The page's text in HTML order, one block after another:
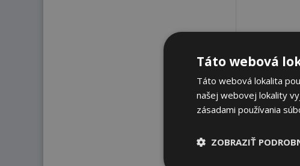
K odberu na
226,46
Táto webová
Táto webová lokalita
našej webovej lokality
zásadami používania
ZOBRAZIŤ